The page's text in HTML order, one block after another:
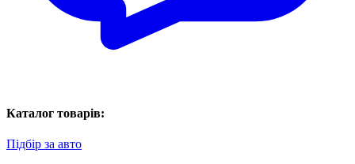
Каталог товарів:
Підбір за авто